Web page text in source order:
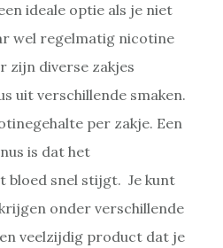
ideale optie als je niet
wel regelmatig nicotine
zijn diverse zakjes
uit verschillende smaken.
per zakje. Een
is dat het
bloed snel stijgt. Je kunt
onder verschillende
veelzijdig product dat je